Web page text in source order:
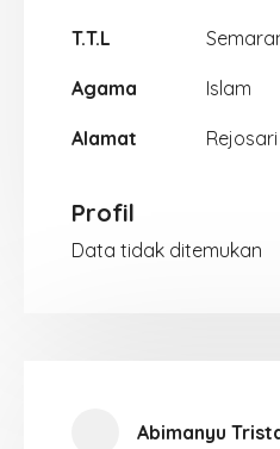
T.T.L
Agama Islam
Alamat Rejosari
Profil
Data tidak ditemukan
Abimanyu